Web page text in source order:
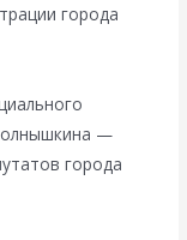
города
—
города